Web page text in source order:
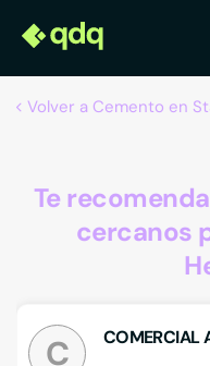
Volver a Cemento en
Te
cercanos
C COMERCIAL